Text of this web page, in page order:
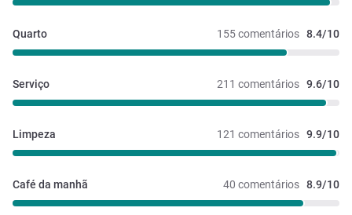
155 comentários 8.4/10
Quarto
211 comentários 9.6/10
Serviço
121 comentários 9.9/10
Limpeza
40 comentários 8.9/10
Café da manhã